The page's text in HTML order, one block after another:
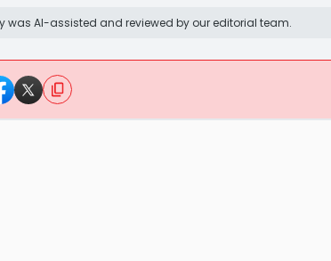
was AI-assisted and reviewed by our editorial team.